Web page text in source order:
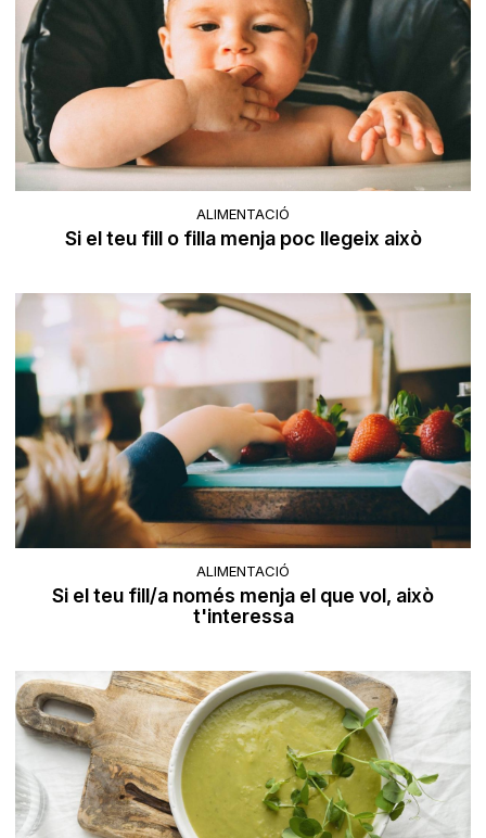
ALIMENTACIÓ
Si el teu fill o filla menja poc llegeix això
ALIMENTACIÓ
Si el teu fill/a només menja el que vol, això
t'interessa